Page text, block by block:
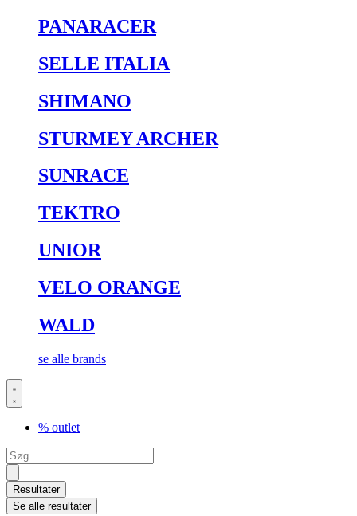
PANARACER
SELLE ITALIA
SHIMANO
STURMEY ARCHER
SUNRACE
TEKTRO
UNIOR
VELO ORANGE
WALD
se alle brands
% outlet
Search
...
Resultater
Se alle resultater